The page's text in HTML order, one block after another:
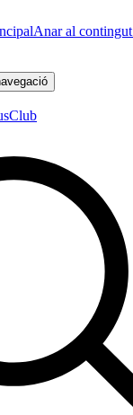
Anar al contingut
Club